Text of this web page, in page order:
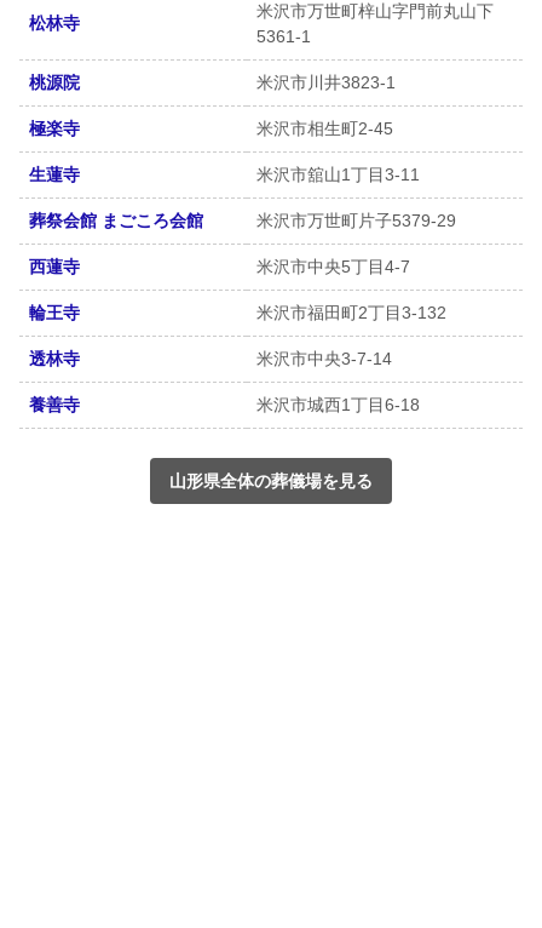
松林寺
米沢市万世町梓山字門前丸山下
5361-1
桃源院 米沢市川井3823-1
極楽寺 米沢市相生町2-45
生蓮寺 米沢市舘山1丁目3-11
葬祭会館 まごころ会館 米沢市万世町片子5379-29
西蓮寺 米沢市中央5丁目4‐7
輪王寺 米沢市福田町2丁目3-132
透林寺 米沢市中央3-7-14
養善寺 米沢市城西1丁目6-18
山形県全体の葬儀場を見る